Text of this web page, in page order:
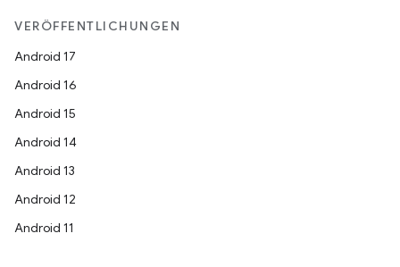
VERÖFFENTLICHUNGEN
Android 17
Android 16
Android 15
Android 14
Android 13
Android 12
Android 11